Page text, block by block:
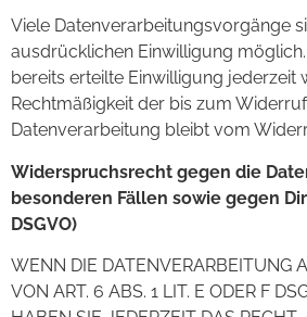
Viele Datenverarbeitungsvorgänge
ausdrücklichen Einwilligung
bereits erteilte Einwilligung jederzeit
Rechtmäßigkeit der bis zum
Datenverarbeitung bleibt vom
Widerspruchsrecht gegen die
besonderen Fällen sowie gegen
DSGVO)
WENN DIE DATENVERARBEITUNG
VON ART. 6 ABS. 1 LIT. E ODER F